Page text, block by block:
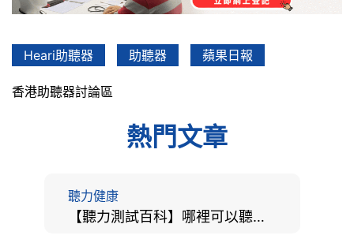
Heari助聽器 助聽器 蘋果日報
香港助聽器討論區
熱門文章
聽力健康
【聽力測試百科】哪裡可以聽力檢查？費用、標準、流程、在家聽力檢測與iPhone測試全攻略